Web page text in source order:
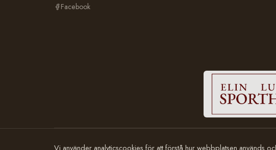
Facebook
© 2006–2026 Häststam.se · Grundad av Karin Halvarsson
Vi använder analyticscookies för att förstå hur webbplatsen används